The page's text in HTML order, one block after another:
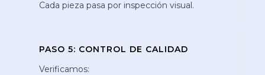
Cada pieza pasa por inspección visual.
PASO 5: CONTROL DE CALIDAD
Verificamos: